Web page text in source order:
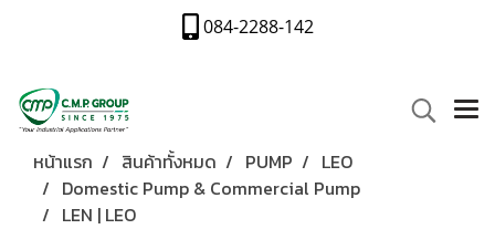
084-2288-142
หน้าแรก สินค้าทั้งหมด PUMP
LEO
Domestic Pump & Commercial Pump
LEN | LEO